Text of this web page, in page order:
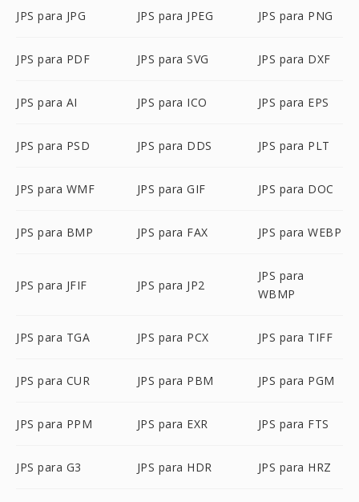
JPS para JPG JPS para JPEG JPS para PNG
JPS para PDF JPS para SVG JPS para DXF
JPS para AI JPS para ICO JPS para EPS
JPS para PSD JPS para DDS JPS para PLT
JPS para WMF JPS para GIF JPS para DOC
JPS para BMP JPS para FAX JPS para WEBP
JPS para JFIF JPS para JP2
JPS para
WBMP
JPS para TGA JPS para PCX JPS para TIFF
JPS para CUR JPS para PBM JPS para PGM
JPS para PPM JPS para EXR JPS para FTS
JPS para G3 JPS para HDR JPS para HRZ